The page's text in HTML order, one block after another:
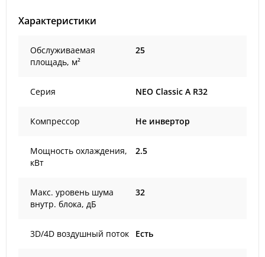
Характеристики
Обслуживаемая
площадь, м²
25
Серия NEO Classic A R32
Компрессор Не инвертор
Мощность охлаждения,
кВт
2.5
Макс. уровень шума
внутр. блока, дБ
32
3D/4D воздушный поток Есть